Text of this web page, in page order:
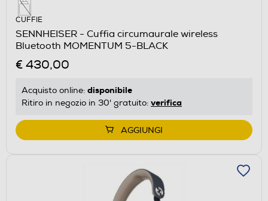
CUFFIE
SENNHEISER - Cuffia circumaurale wireless
Bluetooth MOMENTUM 5-BLACK
€ 430,00
Acquisto online: disponibile
Ritiro in negozio in 30' gratuito: verifica
AGGIUNGI